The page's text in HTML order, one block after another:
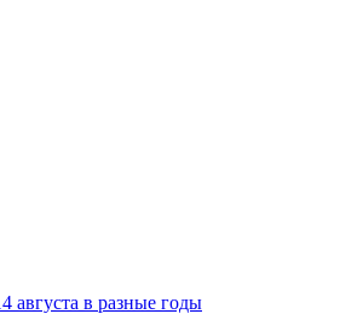
августа в разные годы